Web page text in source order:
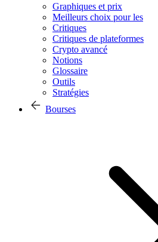
Graphiques et prix
Meilleurs choix pour les
Critiques
Critiques de plateformes
Crypto avancé
Notions
Glossaire
Outils
Stratégies
Bourses